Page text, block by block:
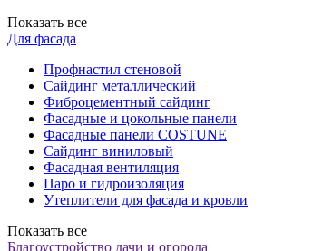
Показать все
Для фасада
Профнастил стеновой
Сайдинг металлический
Фиброцементный сайдинг
Фасадные и цокольные панели
Фасадные панели COSTUNE
Сайдинг виниловый
Фасадная вентиляция
Паро и гидроизоляция
Утеплители для фасада и кровли
Показать все
Благоустройство дачи и огорода